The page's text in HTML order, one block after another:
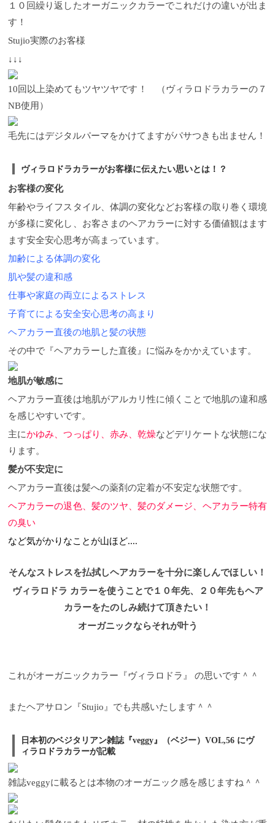
１０回繰り返したオーガニックカラーでこれだけの違いが出ま
す！
Stujio実際のお客様
↓↓↓
10回以上染めてもツヤツヤです！ （ヴィラロドラカラーの７
NB使用）
毛先にはデジタルパーマをかけてますがパサつきも出ません！
ヴィラロドラカラーがお客様に伝えたい思いとは！？
お客様の変化
年齢やライフスタイル、体調の変化などお客様の取り巻く環境
が多様に変化し、お客さまのヘアカラーに対する価値観はます
ます安全安心思考が高まっています。
加齢による体調の変化
肌や髪の違和感
仕事や家庭の両立によるストレス
子育てによる安全安心思考の高まり
ヘアカラー直後の地肌と髪の状態
その中で『ヘアカラーした直後』に悩みをかかえています。
地肌が敏感に
ヘアカラー直後は地肌がアルカリ性に傾くことで地肌の違和感
を感じやすいです。
主にかゆみ、つっぱり、赤み、乾燥などデリケートな状態にな
ります。
髪が不安定に
ヘアカラー直後は髪への薬剤の定着が不安定な状態です。
ヘアカラーの退色、髪のツヤ、髪のダメージ、ヘアカラー特有
の臭い
など気がかりなことが山ほど....
そんなストレスを払拭しヘアカラーを十分に楽しんでほしい！
ヴィラロドラ カラーを使うことで１０年先、２０年先もヘア
カラーをたのしみ続けて頂きたい！
オーガニックならそれが叶う
これがオーガニックカラー『ヴィラロドラ』 の思いです＾＾
またヘアサロン『Stujio』でも共感いたします＾＾
日本初のベジタリアン雑誌『veggy』（ベジー）VOL,56 にヴ
ィラロドラカラーが記載
雑誌veggyに載るとは本物のオーガニック感を感じますね＾＾